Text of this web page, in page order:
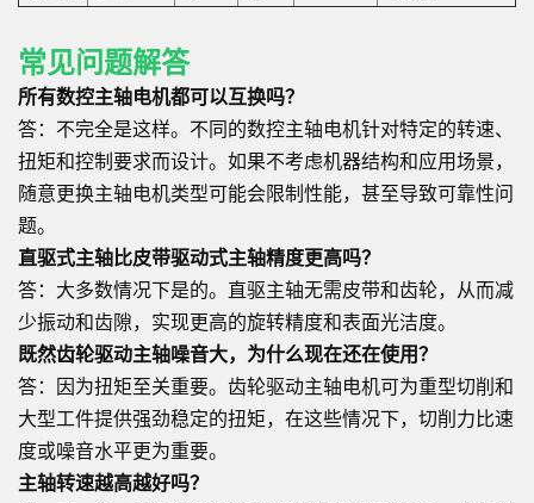
常见问题解答
所有数控主轴电机都可以互换吗？
答：不完全是这样。不同的数控主轴电机针对特定的转速、
扭矩和控制要求而设计。如果不考虑机器结构和应用场景，
随意更换主轴电机类型可能会限制性能，甚至导致可靠性问
题。
直驱式主轴比皮带驱动式主轴精度更高吗？
答：大多数情况下是的。直驱主轴无需皮带和齿轮，从而减
少振动和齿隙，实现更高的旋转精度和表面光洁度。
既然齿轮驱动主轴噪音大，为什么现在还在使用？
答：因为扭矩至关重要。齿轮驱动主轴电机可为重型切削和
大型工件提供强劲稳定的扭矩，在这些情况下，切削力比速
度或噪音水平更为重要。
主轴转速越高越好吗？